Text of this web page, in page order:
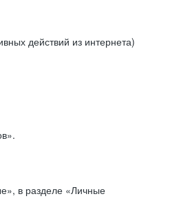
действий из интернета)
в разделе «Личные